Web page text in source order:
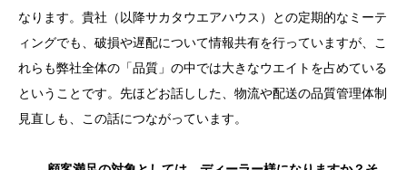
なります。貴社（以降サカタウエアハウス）との定期的なミーテ
ィングでも、破損や遅配について情報共有を行っていますが、こ
れらも弊社全体の「品質」の中では大きなウエイトを占めている
ということです。先ほどお話しした、物流や配送の品質管理体制
見直しも、この話につながっています。